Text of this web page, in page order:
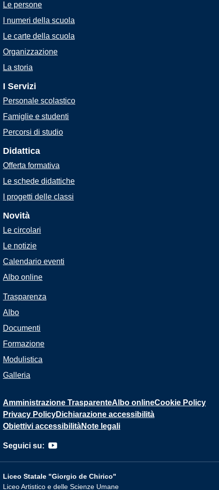
Le persone
I numeri della scuola
Le carte della scuola
Organizzazione
La storia
I Servizi
Personale scolastico
Famiglie e studenti
Percorsi di studio
Didattica
Offerta formativa
Le schede didattiche
I progetti delle classi
Novità
Le circolari
Le notizie
Calendario eventi
Albo online
Trasparenza
Albo
Documenti
Formazione
Modulistica
Galleria
Amministrazione TrasparenteAlbo onlineCookie Policy
Privacy PolicyDichiarazione accessibilità
Obiettivi accessibilitàNote legali
Seguici su:
Liceo Statale "Giorgio de Chirico"
Liceo Artistico e delle Scienze Umane